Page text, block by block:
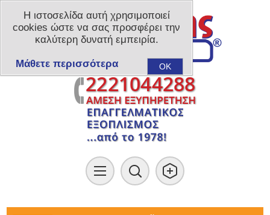
Η ιστοσελίδα αυτή χρησιμοποιεί
cookies ώστε να σας προσφέρει την
καλύτερη δυνατή εμπειρία.
OK
Μάθετε περισσότερα